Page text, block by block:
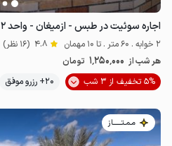
اجاره سوئیت در طبس - ازمیغان - واحد ۲
2 خوابه . 60 متر . تا 10 مهمان 4.8 (16 نظر)
هر شب از 1٬250٬000 تومان
5% تخفیف از 3 شب
20+ رزرو موفق
مـمـتــــــاز